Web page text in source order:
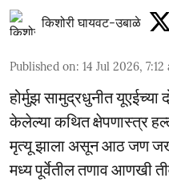
किशोरी घायवट-उबाळे
Published on: 14 Jul 2026, 7:12
होर्मुझ सामुद्रधुनीत
केलेल्या कथित क्षेपणास्त्र
मृत्यू झाला असून आठ जण
मध्य पूर्वेतील तणाव आणखी